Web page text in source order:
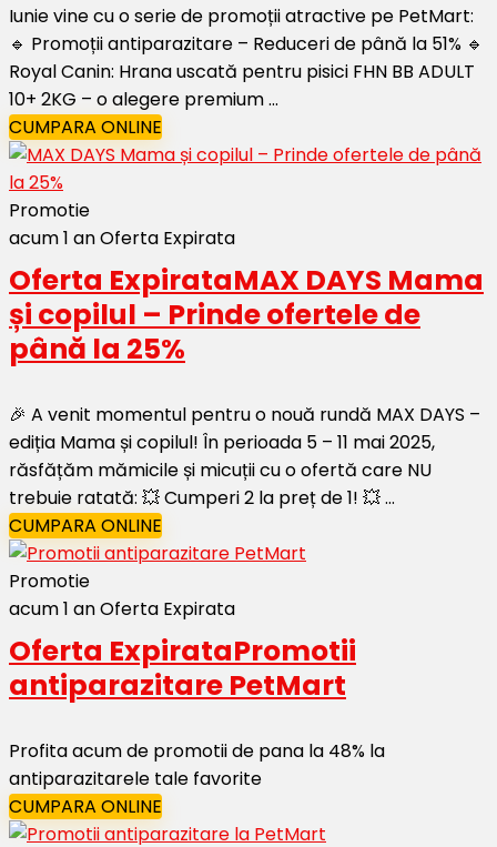
Iunie vine cu o serie de promoții atractive pe PetMart:
🔹 Promoții antiparazitare – Reduceri de până la 51% 🔹
Royal Canin: Hrana uscată pentru pisici FHN BB ADULT
10+ 2KG – o alegere premium ...
CUMPARA ONLINE
Promotie
acum 1 anOferta Expirata
Oferta ExpirataMAX DAYS Mama
și copilul – Prinde ofertele de
până la 25%
🎉 A venit momentul pentru o nouă rundă MAX DAYS –
ediția Mama și copilul! În perioada 5 – 11 mai 2025,
răsfățăm mămicile și micuții cu o ofertă care NU
trebuie ratată: 💥 Cumperi 2 la preț de 1! 💥 ...
CUMPARA ONLINE
Promotie
acum 1 anOferta Expirata
Oferta ExpirataPromotii
antiparazitare PetMart
Profita acum de promotii de pana la 48% la
antiparazitarele tale favorite
CUMPARA ONLINE